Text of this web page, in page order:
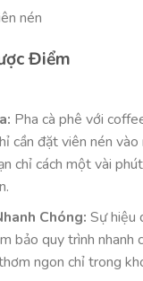
Điểm
Pha cà phê với
cần đặt viên nén
chỉ cách một vài
Chóng: Sự hiệu
bảo quy trình nhanh
ngon chỉ trong